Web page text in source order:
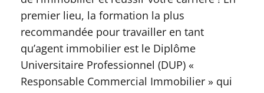
premier lieu, la formation la plus
recommandée pour travailler en tant
qu’agent immobilier est le Diplôme
Universitaire Professionnel (DUP) «
Responsable Commercial Immobilier » qui